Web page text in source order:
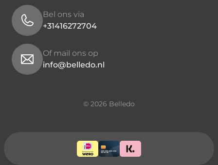
Bel ons via
+31416272704
Of mail ons op
info@belledo.nl
© 2026 Belledo